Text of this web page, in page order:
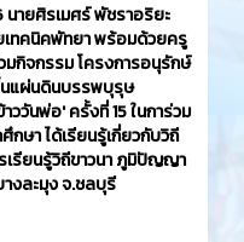
นายศิรเมศร์ พัชราอริยะ
ทคนิคพัทยา พร้อมด้วยครู
มกิจกรรม โครงการอนุรักษ์
นแผ่นดินบรรพบุรุษ
ววันพ่อ' ครั้งที่ 15 ในการ่วม
ษา ได้เรียนรู้เกี่ยวกับวิถี
เรียนรู้วิถีขาวนา ภูมิปัญญา
งละมุง จ.ชลบุรี